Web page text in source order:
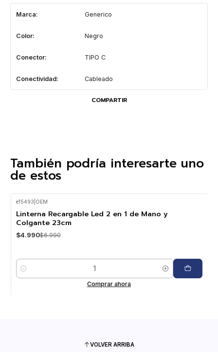
Marca: Generico
Color: Negro
Conector: TIPO C
Conectividad: Cableado
COMPARTIR
También podría interesarte uno
de estos
e15493 OEM
Linterna Recargable Led 2 en 1 de Mano y
Colgante 23cm
$4.990$6.990
Cantidad
Comprar ahora
VOLVER ARRIBA